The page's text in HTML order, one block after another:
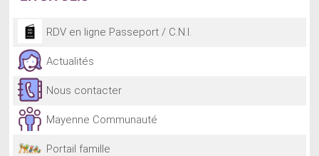
RDV en ligne Passeport / C.N.I.
Actualités
Nous contacter
Mayenne Communauté
Portail famille